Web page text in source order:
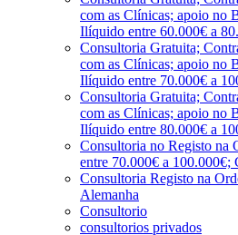
com as Clínicas; apoio no
Ilíquido entre 60.000€ a
Consultoria Gratuita;
com as Clínicas; apoio no
Ilíquido entre 70.000€ a
Consultoria Gratuita;
com as Clínicas; apoio no
Ilíquido entre 80.000€ a
Consultoria no Registo na
entre 70.000€ a 100.000€;
Consultoria Registo na
Alemanha
Consultorio
consultorios privados